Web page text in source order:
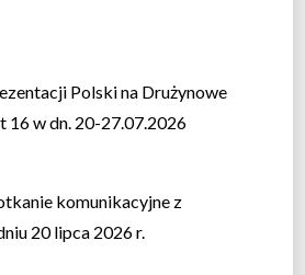
Polski na Drużynowe
16 w dn. 20-27.07.2026
komunikacyjne z
20 lipca 2026 r.